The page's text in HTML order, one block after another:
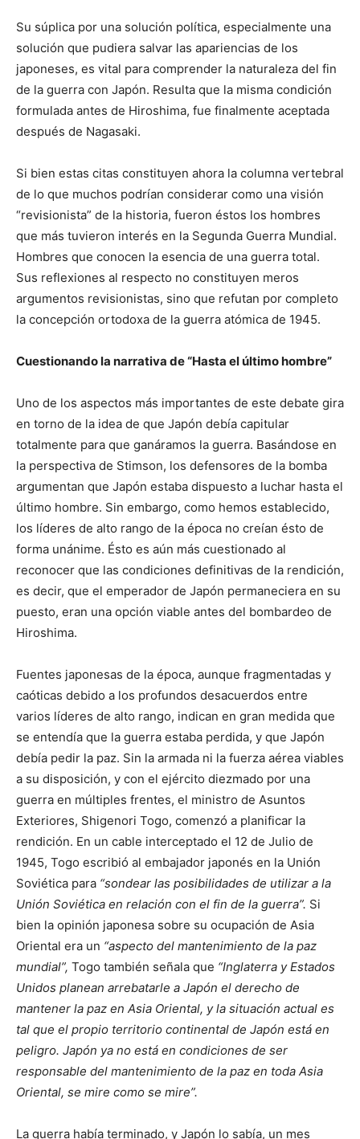
Su súplica por una solución política, especialmente una
solución que pudiera salvar las apariencias de los
japoneses, es vital para comprender la naturaleza del fin
de la guerra con Japón. Resulta que la misma condición
formulada antes de Hiroshima, fue finalmente aceptada
después de Nagasaki.
Si bien estas citas constituyen ahora la columna vertebral
de lo que muchos podrían considerar como una visión
“revisionista” de la historia, fueron éstos los hombres
que más tuvieron interés en la Segunda Guerra Mundial.
Hombres que conocen la esencia de una guerra total.
Sus reflexiones al respecto no constituyen meros
argumentos revisionistas, sino que refutan por completo
la concepción ortodoxa de la guerra atómica de 1945.
Cuestionando la narrativa de “Hasta el último hombre”
Uno de los aspectos más importantes de este debate gira
en torno de la idea de que Japón debía capitular
totalmente para que ganáramos la guerra. Basándose en
la perspectiva de Stimson, los defensores de la bomba
argumentan que Japón estaba dispuesto a luchar hasta el
último hombre. Sin embargo, como hemos establecido,
los líderes de alto rango de la época no creían ésto de
forma unánime. Ésto es aún más cuestionado al
reconocer que las condiciones definitivas de la rendición,
es decir, que el emperador de Japón permaneciera en su
puesto, eran una opción viable antes del bombardeo de
Hiroshima.
Fuentes japonesas de la época, aunque fragmentadas y
caóticas debido a los profundos desacuerdos entre
varios líderes de alto rango, indican en gran medida que
se entendía que la guerra estaba perdida, y que Japón
debía pedir la paz. Sin la armada ni la fuerza aérea viables
a su disposición, y con el ejército diezmado por una
guerra en múltiples frentes, el ministro de Asuntos
Exteriores, Shigenori Togo, comenzó a planificar la
rendición. En un cable interceptado el 12 de Julio de
1945, Togo escribió al embajador japonés en la Unión
Soviética para “sondear las posibilidades de utilizar a la
Unión Soviética en relación con el fin de la guerra”. Si
bien la opinión japonesa sobre su ocupación de Asia
Oriental era un “aspecto del mantenimiento de la paz
mundial”, Togo también señala que “Inglaterra y Estados
Unidos planean arrebatarle a Japón el derecho de
mantener la paz en Asia Oriental, y la situación actual es
tal que el propio territorio continental de Japón está en
peligro. Japón ya no está en condiciones de ser
responsable del mantenimiento de la paz en toda Asia
Oriental, se mire como se mire”.
La guerra había terminado, y Japón lo sabía, un mes